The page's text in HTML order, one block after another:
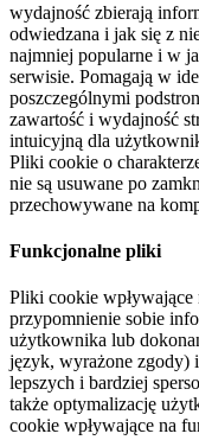
wydajność zbierają
odwiedzana i jak się z
najmniej popularne i w
serwisie. Pomagają w
poszczególnymi
zawartość i wydajność
intuicyjną dla
Pliki cookie o
nie są usuwane po
przechowywane na
Funkcjonalne pliki
Pliki cookie
przypomnienie sobie
użytkownika lub
język, wyrażone zgody)
lepszych i bardziej
także optymalizację
cookie wpływające na